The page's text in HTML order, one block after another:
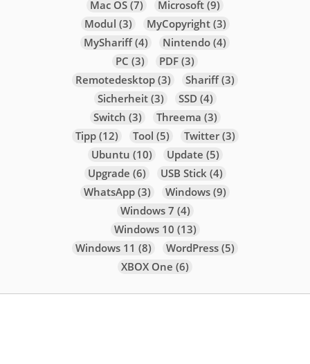
Mac OS(7) Microsoft(9)
Modul (3) MyCopyright(3)
MyShariff(4) Nintendo(4)
PC (3) PDF(3)
Remotedesktop(3) Shariff(3)
Sicherheit(3) SSD (4)
Switch (3) Threema (3)
Tipp(12) Tool (5) Twitter(3)
Ubuntu (10) Update (5)
Upgrade (6) USB Stick(4)
WhatsApp(3) Windows(9)
Windows 7 (4)
Windows 10 (13)
Windows 11 (8) WordPress(5)
XBOX One (6)